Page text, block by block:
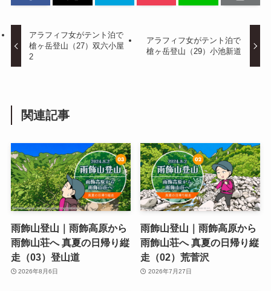
アラフィフ女がテント泊で
槍ヶ岳登山（27）双六小屋
2
アラフィフ女がテント泊で
槍ヶ岳登山（29）小池新道
関連記事
雨飾山登山｜雨飾高原から
雨飾山荘へ 真夏の日帰り縦
走（03）登山道
2026年8月6日
雨飾山登山｜雨飾高原から
雨飾山荘へ 真夏の日帰り縦
走（02）荒菅沢
2026年7月27日